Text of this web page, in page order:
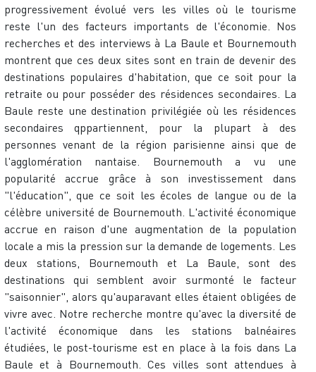
progressivement évolué vers les villes où le tourisme
reste l'un des facteurs importants de l'économie. Nos
recherches et des interviews à La Baule et Bournemouth
montrent que ces deux sites sont en train de devenir des
destinations populaires d'habitation, que ce soit pour la
retraite ou pour posséder des résidences secondaires. La
Baule reste une destination privilégiée où les résidences
secondaires qppartiennent, pour la plupart à des
personnes venant de la région parisienne ainsi que de
l'agglomération nantaise. Bournemouth a vu une
popularité accrue grâce à son investissement dans
"l'éducation", que ce soit les écoles de langue ou de la
célèbre université de Bournemouth. L'activité économique
accrue en raison d'une augmentation de la population
locale a mis la pression sur la demande de logements. Les
deux stations, Bournemouth et La Baule, sont des
destinations qui semblent avoir surmonté le facteur
"saisonnier", alors qu'auparavant elles étaient obligées de
vivre avec. Notre recherche montre qu'avec la diversité de
l'activité économique dans les stations balnéaires
étudiées, le post-tourisme est en place à la fois dans La
Baule et à Bournemouth. Ces villes sont attendues à